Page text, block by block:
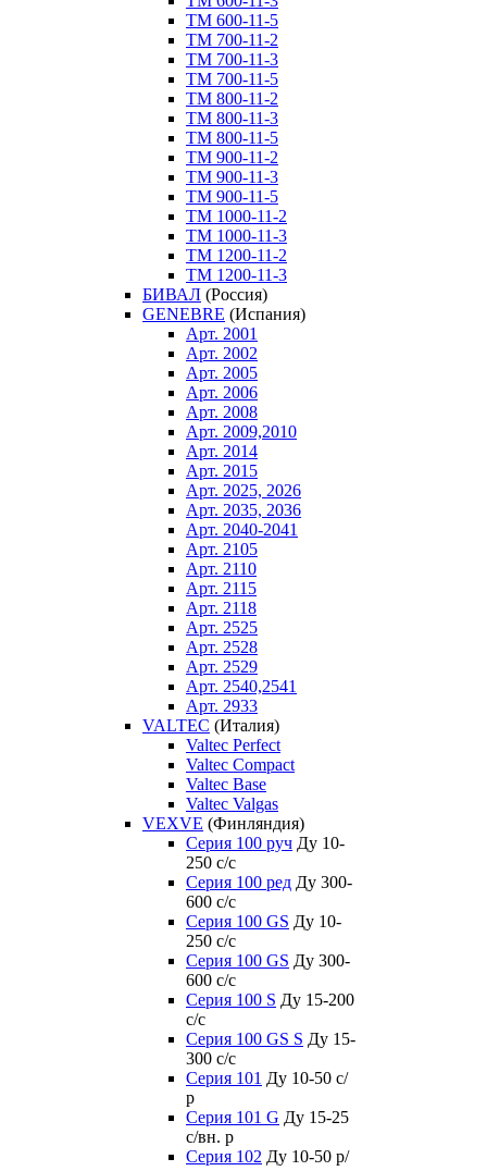
ТM 600-11-5
ТM 700-11-2
ТM 700-11-3
ТM 700-11-5
ТM 800-11-2
ТM 800-11-3
ТM 800-11-5
ТM 900-11-2
ТM 900-11-3
ТM 900-11-5
ТM 1000-11-2
ТM 1000-11-3
ТM 1200-11-2
ТM 1200-11-3
БИВАЛ (Россия)
GENEBRE (Испания)
Арт. 2001
Арт. 2002
Арт. 2005
Арт. 2006
Арт. 2008
Арт. 2009,2010
Арт. 2014
Арт. 2015
Арт. 2025, 2026
Арт. 2035, 2036
Арт. 2040-2041
Арт. 2105
Арт. 2110
Арт. 2115
Арт. 2118
Арт. 2525
Арт. 2528
Арт. 2529
Арт. 2540,2541
Арт. 2933
VALTEC (Италия)
Valtec Perfect
Valtec Compact
Valtec Base
Valtec Valgas
VEXVE (Финляндия)
Серия 100 руч Ду 10-
250 c/c
Серия 100 ред Ду 300-
600 c/c
Серия 100 GS Ду 10-
250 c/c
Серия 100 GS Ду 300-
600 c/c
Серия 100 S Ду 15-200
c/c
Серия 100 GS S Ду 15-
300 c/c
Серия 101 Ду 10-50 с/
р
Серия 101 G Ду 15-25
с/вн. р
Серия 102 Ду 10-50 р/